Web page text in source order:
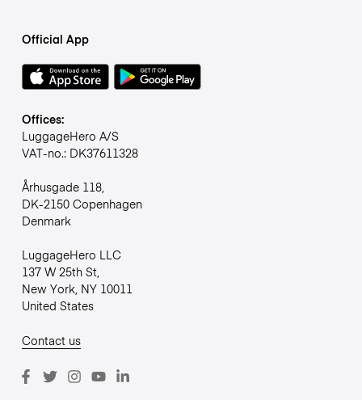
Official App
Offices:
LuggageHero A/S
VAT-no.: DK37611328
Århusgade 118,
DK-2150 Copenhagen
Denmark
LuggageHero LLC
137 W 25th St,
New York, NY 10011
United States
Contact us